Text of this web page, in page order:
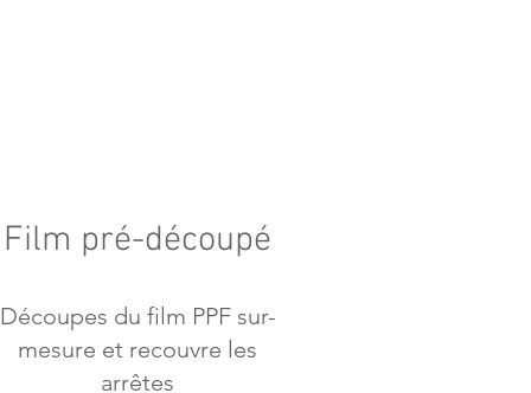
Film pré-découpé
Découpes du film PPF sur-
mesure et recouvre les
arrêtes